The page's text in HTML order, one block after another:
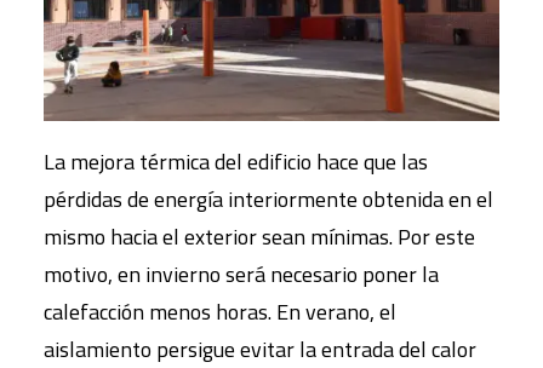
La mejora térmica del edificio hace que las
pérdidas de energía interiormente obtenida en el
mismo hacia el exterior sean mínimas. Por este
motivo, en invierno será necesario poner la
calefacción menos horas. En verano, el
aislamiento persigue evitar la entrada del calor